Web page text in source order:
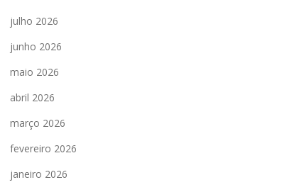
julho 2026
junho 2026
maio 2026
abril 2026
março 2026
fevereiro 2026
janeiro 2026